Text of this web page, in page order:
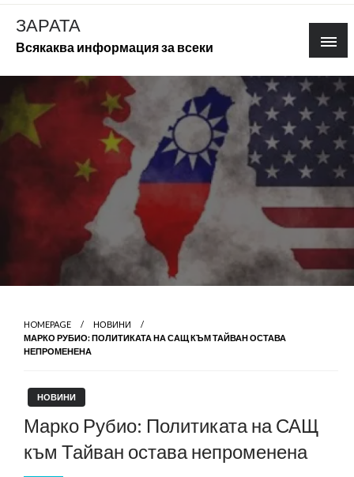
Skip
content
ЗАРАТА
Всякаква информация за всеки
HOMEPAGE
НОВИНИ
МАРКО РУБИО: ПОЛИТИКАТА НА САЩ КЪМ ТАЙВАН ОСТАВА
НЕПРОМЕНЕНА
НОВИНИ
Марко Рубио: Политиката на САЩ
към Тайван остава непроменена